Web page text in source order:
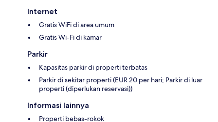
Internet
Gratis WiFi di area umum
Gratis Wi-Fi di kamar
Parkir
Kapasitas parkir di properti terbatas
Parkir di sekitar properti (EUR 20 per hari; Parkir di luar
properti (diperlukan reservasi))
Informasi lainnya
Properti bebas-rokok